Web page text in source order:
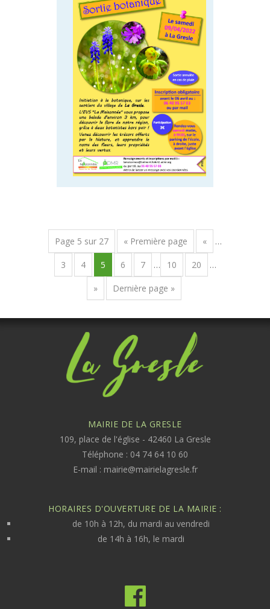
Page 5 sur 27 « Première page « …
3 4 5 6 7 … 10 20 …
» Dernière page »
MAIRIE DE LA GRESLE
109, place de l'église - 42460 La Gresle
Téléphone : 04 74 64 10 60
E-mail : mairie@mairielagresle.fr
HORAIRES D'OUVERTURE DE LA MAIRIE :
de 10h à 12h, du mardi au vendredi
de 14h à 16h, le mardi